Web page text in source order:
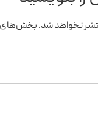
نخواهد شد.بخش‌های